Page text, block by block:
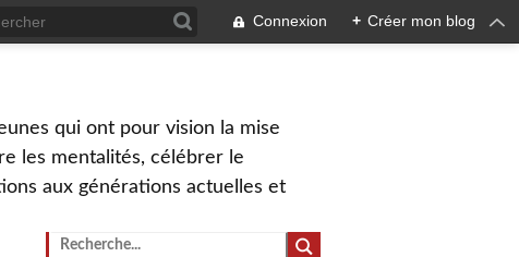
Connexion + Créer mon blog
qui ont pour vision la mise
les mentalités, célébrer le
aux générations actuelles et